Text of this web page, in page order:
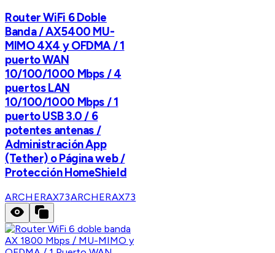
Router WiFi 6 Doble
Banda / AX5400 MU-
MIMO 4X4 y OFDMA / 1
puerto WAN
10/100/1000 Mbps / 4
puertos LAN
10/100/1000 Mbps / 1
puerto USB 3.0 / 6
potentes antenas /
Administración App
(Tether) o Página web /
Protección HomeShield
ARCHERAX73ARCHERAX73